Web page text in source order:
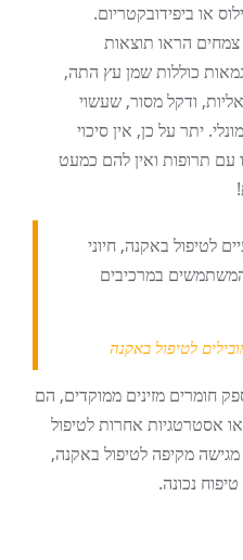
או ביפידובקטריום.
הראו תוצאות
כוללות שמן עץ התה,
ודקל מסור, שעשוי
יתר על כן, אין סיכוי
עם תרופות ואין להם כמעט
לטיפול באקנה, חיוני
המשתמשים במרכיבים
לטיפול באקנה
חומרים מזינים ממוקדים, הם
אסטרטגיות אחרות לטיפול
מקיפה לטיפול באקנה,
נכונה.